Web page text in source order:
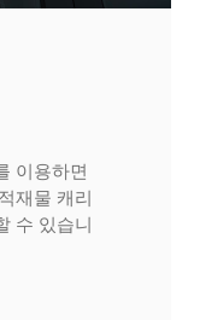
이용하면
재물 캐리
수 있습니